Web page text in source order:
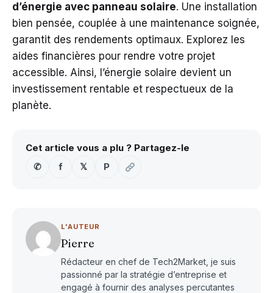
d’énergie avec panneau solaire. Une installation
bien pensée, couplée à une maintenance soignée,
garantit des rendements optimaux. Explorez les
aides financières pour rendre votre projet
accessible. Ainsi, l’énergie solaire devient un
investissement rentable et respectueux de la
planète.
Cet article vous a plu ? Partagez-le
✆
f 𝕏 P
L'AUTEUR
Pierre
Rédacteur en chef de Tech2Market, je suis
passionné par la stratégie d’entreprise et
engagé à fournir des analyses percutantes